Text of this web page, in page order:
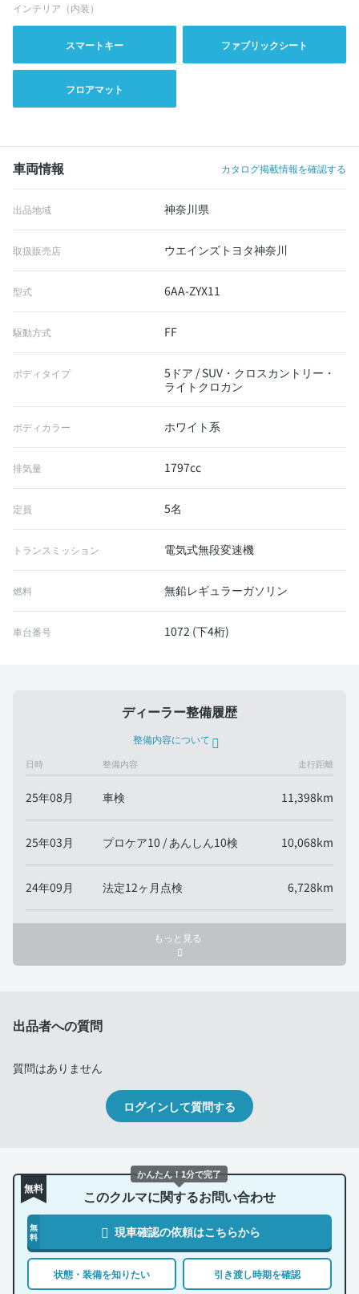
インテリア（内装）
スマートキー ファブリックシート
フロアマット
車両情報 カタログ掲載情報を確認する
出品地域 神奈川県
取扱販売店 ウエインズトヨタ神奈川
型式 6AA-ZYX11
駆動方式 FF
ボディタイプ
5ドア / SUV・クロスカントリー・
ライトクロカン
ボディカラー ホワイト系
排気量 1797cc
定員 5名
トランスミッション 電気式無段変速機
燃料 無鉛レギュラーガソリン
車台番号 1072 (下4桁)
ディーラー整備履歴
整備内容について
日時 整備内容 走行距離
25年08月 車検 11,398km
25年03月 プロケア10 / あんしん10検 10,068km
24年09月 法定12ヶ月点検 6,728km
もっと見る
出品者への質問
質問はありません
ログインして質問する
無料 このクルマに関するお問い合わせ
無
料
現車確認の依頼はこちらから
状態・装備を知りたい 引き渡し時期を確認
かんたん！1分で完了